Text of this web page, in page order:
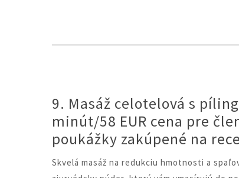
9. Masáž celotelová s
minút/58 EUR cena pre
poukážky zakúpené na
Skvelá masáž na redukciu hmotnosti a